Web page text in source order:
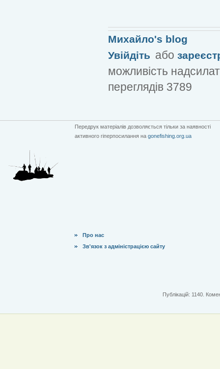
Михайло's blog
Увійдіть або
можливість
переглядів 3789
Передрук матеріалів дозволяється тільки за наявності
активного гіперпосилання на gonefishing.org.ua
Про нас
Зв'язок з адміністрацією сайту
Публікацій: 1140.